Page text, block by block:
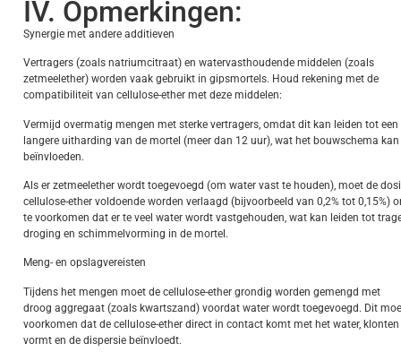
IV. Opmerkingen:
Synergie met andere additieven
Vertragers (zoals natriumcitraat) en watervasthoudende middelen (zoals
zetmeelether) worden vaak gebruikt in gipsmortels. Houd rekening met de
compatibiliteit van cellulose-ether met deze middelen:
Vermijd overmatig mengen met sterke vertragers, omdat dit kan leiden tot een
langere uitharding van de mortel (meer dan 12 uur), wat het bouwschema kan
beïnvloeden.
Als er zetmeelether wordt toegevoegd (om water vast te houden), moet de
cellulose-ether voldoende worden verlaagd (bijvoorbeeld van 0,2% tot 0,15%)
te voorkomen dat er te veel water wordt vastgehouden, wat kan leiden tot
droging en schimmelvorming in de mortel.
Meng- en opslagvereisten
Tijdens het mengen moet de cellulose-ether grondig worden gemengd met
droog aggregaat (zoals kwartszand) voordat water wordt toegevoegd. Dit
voorkomen dat de cellulose-ether direct in contact komt met het water, klonten
vormt en de dispersie beïnvloedt.